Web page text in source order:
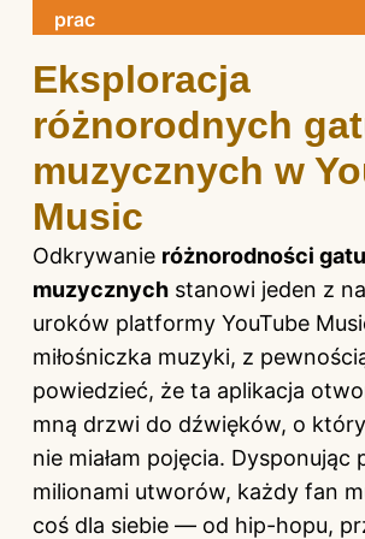
prac
Eksploracja
różnorodnych
muzycznych w
Music
Odkrywanie różnorodności
muzycznych stanowi jeden z
uroków platformy YouTube
miłośniczka muzyki, z
powiedzieć, że ta aplikacja
mną drzwi do dźwięków, o
nie miałam pojęcia. Dysponując
milionami utworów, każdy fan
coś dla siebie — od hip-hopu,